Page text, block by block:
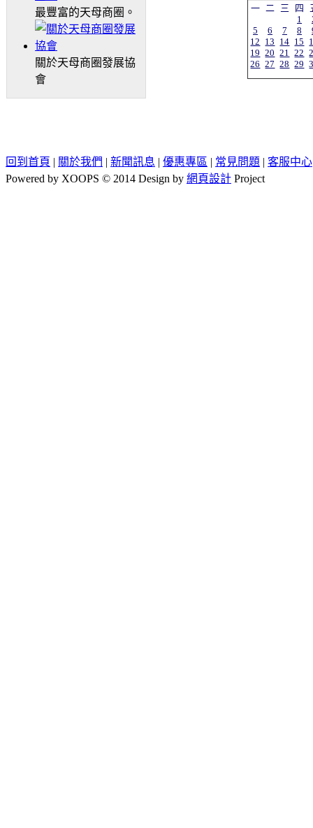
最豐富的天母商圈。
關於天母商圈發展協
會
一 二 三 四
1
5
6 7 8
12 13 14 15
19 20 21 22
26 27 28 29
回到首頁 | 關於我們 | 新聞訊息 | 優惠專區 | 常見問題 | 客服中心
Powered by XOOPS © 2014 Design by 網頁設計 Project